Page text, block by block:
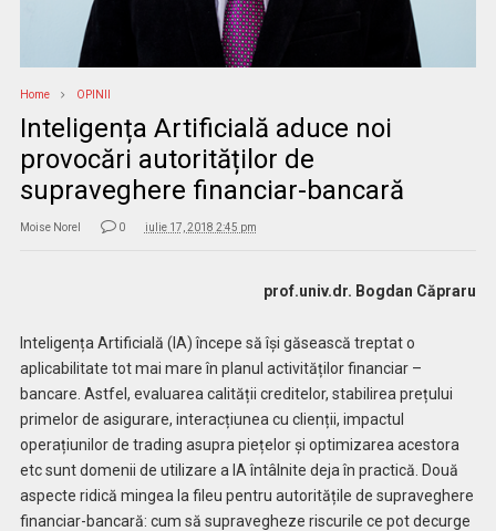
Home OPINII
Inteligența Artificială aduce noi
provocări autorităților de
supraveghere financiar-bancară
Moise Norel 0 iulie 17, 2018 2:45 pm
prof.univ.dr. Bogdan Căpraru
Inteligența Artificială (IA) începe să își găsească treptat o
aplicabilitate tot mai mare în planul activităților financiar –
bancare. Astfel, evaluarea calității creditelor, stabilirea prețului
primelor de asigurare, interacțiunea cu clienții, impactul
operațiunilor de trading asupra piețelor și optimizarea acestora
etc sunt domenii de utilizare a IA întâlnite deja în practică. Două
aspecte ridică mingea la fileu pentru autoritățile de supraveghere
financiar-bancară: cum să supravegheze riscurile ce pot decurge